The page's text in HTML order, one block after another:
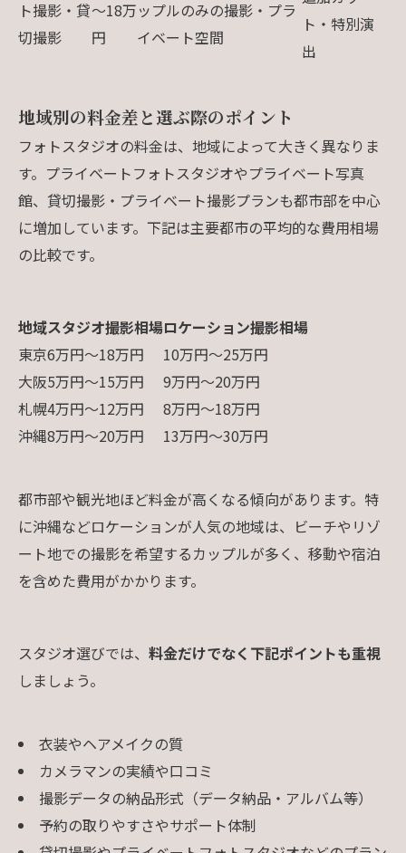
ト撮影・貸
切撮影
～18万
円
ップルのみの撮影・プラ
イベート空間
ト・特別演
出
地域別の料金差と選ぶ際のポイント
フォトスタジオの料金は、地域によって大きく異なりま
す。プライベートフォトスタジオやプライベート写真
館、貸切撮影・プライベート撮影プランも都市部を中心
に増加しています。下記は主要都市の平均的な費用相場
の比較です。
地域スタジオ撮影相場ロケーション撮影相場
東京6万円～18万円
10万円～25万円
大阪5万円～15万円
9万円～20万円
札幌4万円～12万円
8万円～18万円
沖縄8万円～20万円 13万円～30万円
都市部や観光地ほど料金が高くなる傾向があります。特
に沖縄などロケーションが人気の地域は、ビーチやリゾ
ート地での撮影を希望するカップルが多く、移動や宿泊
を含めた費用がかかります。
スタジオ選びでは、 料金だけでなく下記ポイントも重視
しましょう。
衣装やヘアメイクの質
カメラマンの実績や口コミ
撮影データの納品形式（データ納品・アルバム等）
予約の取りやすさやサポート体制